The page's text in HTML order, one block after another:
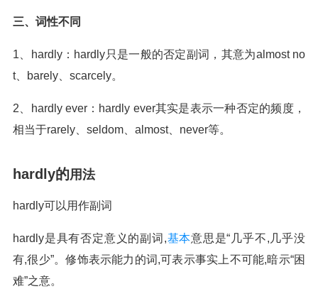
三、词性不同
1、hardly：hardly只是一般的否定副词，其意为almost no
t、barely、scarcely。
2、hardly ever：hardly ever其实是表示一种否定的频度，
相当于rarely、seldom、almost、never等。
hardly的用法
hardly可以用作副词
hardly是具有否定意义的副词,基本意思是“几乎不,几乎没
有,很少”。修饰表示能力的词,可表示事实上不可能,暗示“困
难”之意。